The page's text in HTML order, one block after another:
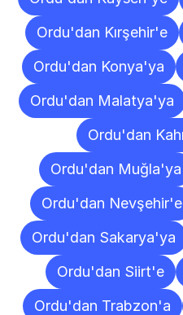
Ordu'dan Kırşehir'e
Ordu'dan Konya'ya
Ordu'dan Malatya'ya
Ordu'dan
Ordu'dan Muğla'ya
Ordu'dan Nevşehir'e
Ordu'dan Sakarya'ya
Ordu'dan Siirt'e
Ordu'dan Trabzon'a